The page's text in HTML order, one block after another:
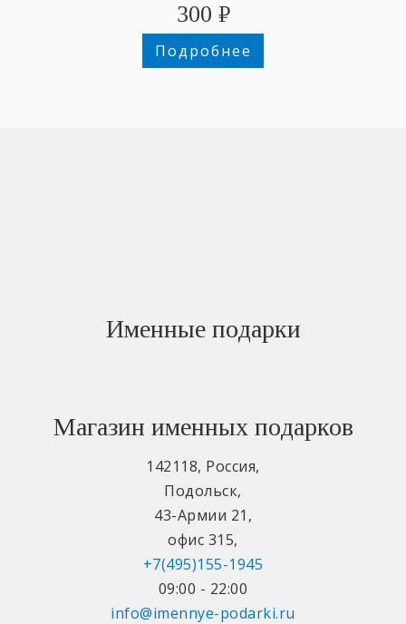
300 ₽
Подробнее
Именные подарки
Магазин именных подарков
142118, Россия,
Подольск,
43-Армии 21 ,
офис 315,
+7(495)155-1945
09:00 - 22:00
info@imennye-podarki.ru